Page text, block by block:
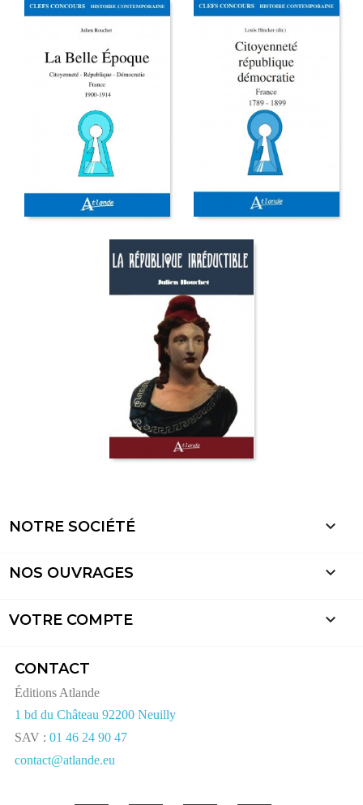
NOTRE SOCIÉTÉ 
NOS OUVRAGES 
VOTRE COMPTE 
CONTACT
Éditions Atlande
1 bd du Château 92200 Neuilly
SAV : 01 46 24 90 47
contact@atlande.eu